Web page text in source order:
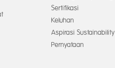
Sertifikasi
Keluhan
Aspirasi Sustainability
Pernyataan